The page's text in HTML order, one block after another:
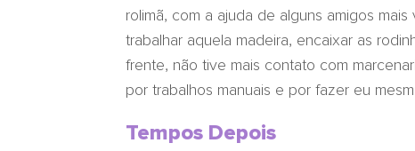
rolimã, com a ajuda de alguns amigos
trabalhar aquela madeira, encaixar as
frente, não tive mais contato com
por trabalhos manuais e por fazer eu
Tempos Depois